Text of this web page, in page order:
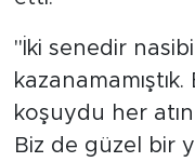
"İki senedir
koşuydu her
Biz de güzel bir